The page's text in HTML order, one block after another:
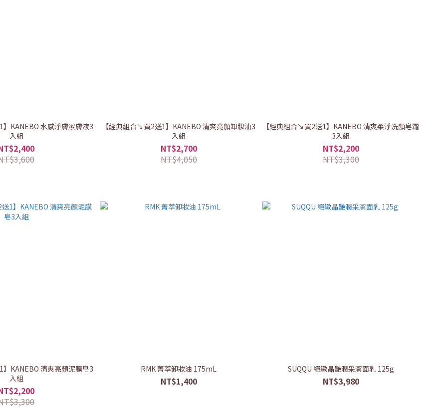
】KANEBO 水感淨膚潔膚液3
入組
【經典組合↘買2送1】KANEBO 清爽亮顏卸妝油3
入組
NT$2,700
NT$4,050
【經典組合↘買2送1】KANEBO 清爽柔淨洗顏皂霜
3入組
NT$2,200
NT$3,300
】KANEBO 清爽亮顏泥膜皂3
入組
RMK 菁萃卸妝油 175mL
NT$1,400
SUQQU 絕緻晶艷潤采潔面乳 125g
NT$3,980